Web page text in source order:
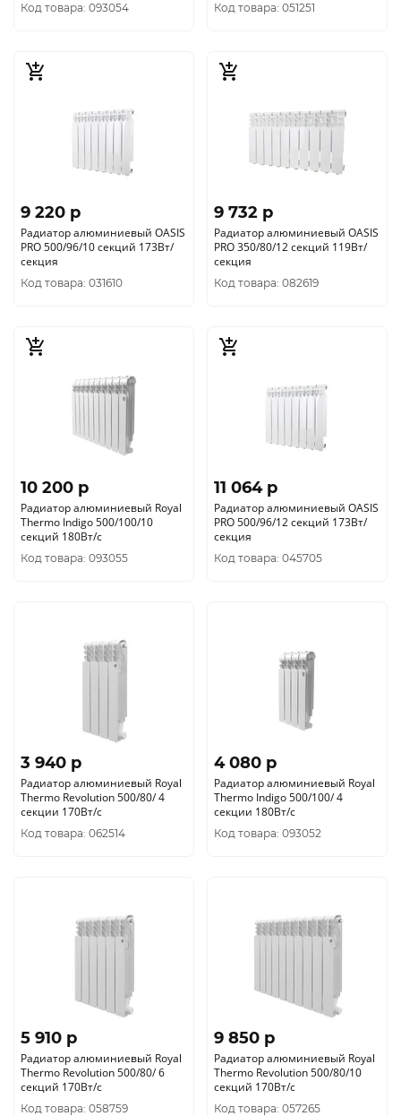
Код товара: 093054 Код товара: 051251
9 220 p
Радиатор алюминиевый OASIS
PRO 500/96/10 секций 173Вт/
секция
Код товара: 031610
9 732 p
Радиатор алюминиевый OASIS
PRO 350/80/12 секций 119Вт/
секция
Код товара: 082619
10 200 p
Радиатор алюминиевый Royal
Thermo Indigo 500/100/10
секций 180Вт/с
Код товара: 093055
11 064 p
Радиатор алюминиевый OASIS
PRO 500/96/12 секций 173Вт/
секция
Код товара: 045705
3 940 p
Радиатор алюминиевый Royal
Thermo Revolution 500/80/ 4
секции 170Вт/с
Код товара: 062514
4 080 p
Радиатор алюминиевый Royal
Thermo Indigo 500/100/ 4
секции 180Вт/с
Код товара: 093052
5 910 p
Радиатор алюминиевый Royal
Thermo Revolution 500/80/ 6
секций 170Вт/с
Код товара: 058759
9 850 p
Радиатор алюминиевый Royal
Thermo Revolution 500/80/10
секций 170Вт/с
Код товара: 057265